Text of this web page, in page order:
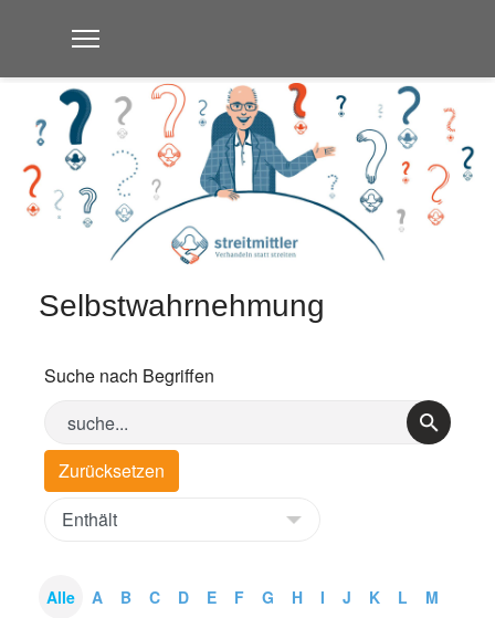
Selbstwahrnehmung
Suche nach Begriffen
Alle A B C D E F G H I J K L
M